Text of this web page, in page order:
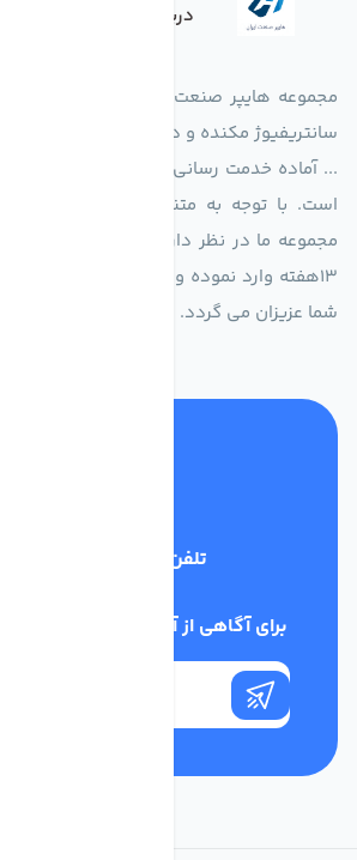
درباره فروشگاه
مجموعه هایپر صنعت ایران در امر تولید و
سانتریفیوژ مکنده و دمنده آکسیال، سقفی،
... آماده خدمت رسانی به شرکت های
است. با توجه به متنوع بودن فن های
مجموعه ما در نظر دارد کالاهای تخصصی
13هفته وارد نموده و این عمر باعث صرفه
شما عزیزان می گردد.
تلفن پشتیبانی
برای آگاهی از آخرین اخبار در